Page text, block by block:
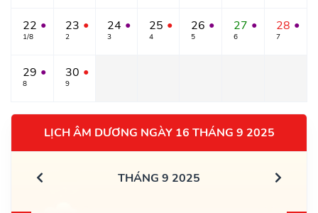
22 ●
1/8
23 ●
2
24 ●
3
25 ●
4
26 ●
5
27 ●
6
28 ●
7
29 ●
8
30 ●
9
LỊCH ÂM DƯƠNG NGÀY 16 THÁNG 9 2025
THÁNG 9 2025